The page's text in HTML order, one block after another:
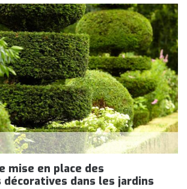
mise en place des
dans les jardins